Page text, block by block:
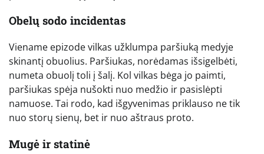
Obelų sodo incidentas
Viename epizode vilkas užklumpa paršiuką medyje
skinantį obuolius. Paršiukas, norėdamas išsigelbėti,
numeta obuolį toli į šalį. Kol vilkas bėga jo paimti,
paršiukas spėja nušokti nuo medžio ir pasislėpti
namuose. Tai rodo, kad išgyvenimas priklauso ne tik
nuo storų sienų, bet ir nuo aštraus proto.
Mugė ir statinė